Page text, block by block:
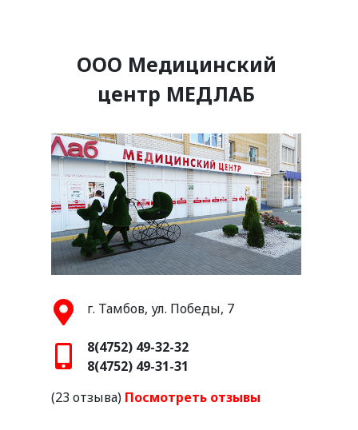
ООО Медицинский
центр МЕДЛАБ
г. Тамбов, ул. Победы, 7
8(4752) 49-32-32
8(4752) 49-31-31
(23 отзыва) Посмотреть отзывы